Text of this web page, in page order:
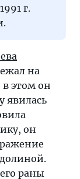
г.
на
в этом он
явилась
он
раны